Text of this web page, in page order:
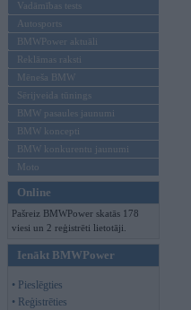
Vadāmības tests
Autosports
BMWPower aktuāli
Reklāmas raksti
Mēneša BMW
Sērijveida tūnings
BMW pasaules jaunumi
BMW koncepti
BMW konkurentu jaunumi
Moto
Online
Pašreiz BMWPower skatās 178
viesi un 2 reģistrēti lietotāji.
Ienākt BMWPower
• Pieslēgties
• Reģistrēties